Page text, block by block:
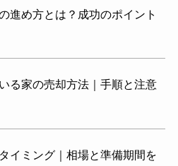
進め方とは？成功のポイント
る家の売却方法｜手順と注意
イミング｜相場と準備期間を